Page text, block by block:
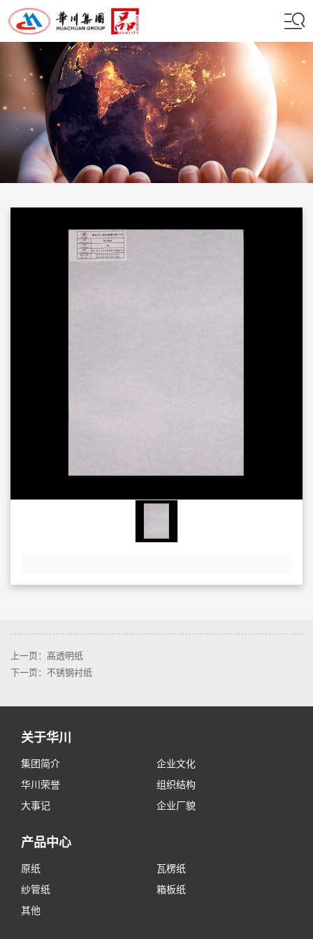
上一页：高透明纸
下一页：不锈钢衬纸
关于华川
集团简介
企业文化
华川荣誉
组织结构
大事记
企业厂貌
产品中心
原纸
瓦楞纸
纱管纸
箱板纸
其他